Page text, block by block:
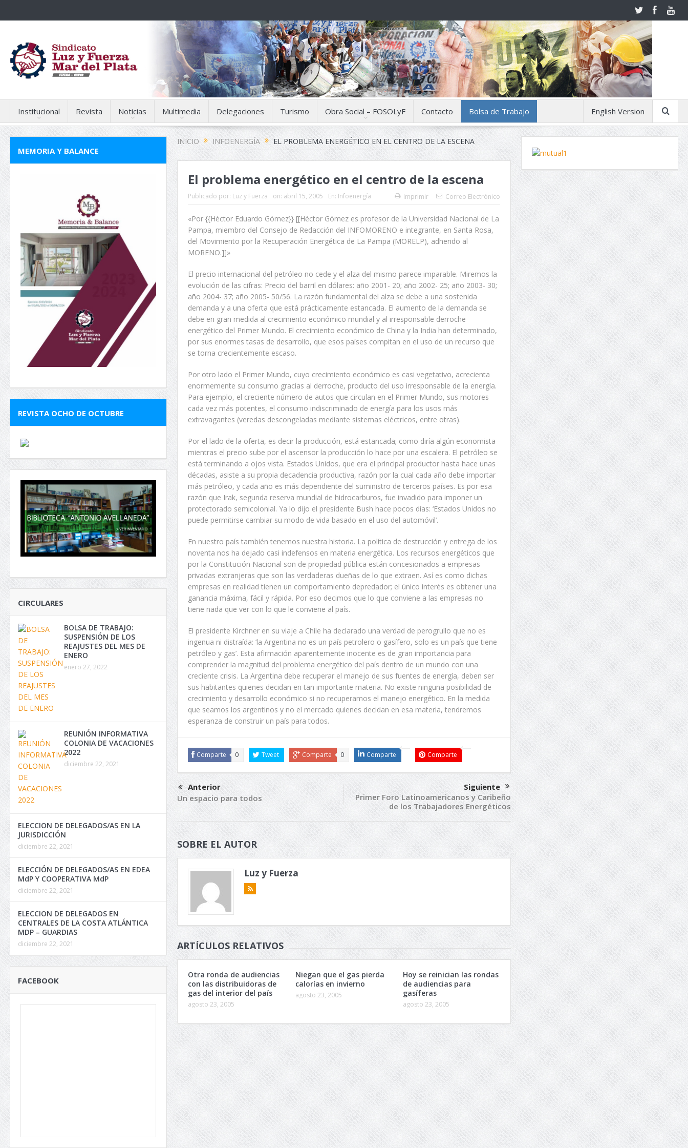
Institucional Revista Noticias Multimedia Delegaciones Turismo Obra Social – FOSOLyF Contacto Bolsa de Trabajo English Version
INICIO INFOENERGÍA EL PROBLEMA ENERGÉTICO EN EL CENTRO DE LA ESCENA
El problema energético en el centro de la escena
Publicado por: Luz y Fuerza on: abril 15, 2005 En: Infoenergía Imprimir Correo Electrónico
«Por {{Héctor Eduardo Gómez}} [[Héctor Gómez es profesor de la Universidad Nacional de La
Pampa, miembro del Consejo de Redacción del INFOMORENO e integrante, en Santa Rosa,
del Movimiento por la Recuperación Energética de La Pampa (MORELP), adherido al
MORENO.]]»
El precio internacional del petróleo no cede y el alza del mismo parece imparable. Miremos la
evolución de las cifras: Precio del barril en dólares: año 2001- 20; año 2002- 25; año 2003- 30;
año 2004- 37; año 2005- 50/56. La razón fundamental del alza se debe a una sostenida
demanda y a una oferta que está prácticamente estancada. El aumento de la demanda se
debe en gran medida al crecimiento económico mundial y al irresponsable derroche
energético del Primer Mundo. El crecimiento económico de China y la India han determinado,
por sus enormes tasas de desarrollo, que esos países compitan en el uso de un recurso que
se torna crecientemente escaso.
Por otro lado el Primer Mundo, cuyo crecimiento económico es casi vegetativo, acrecienta
enormemente su consumo gracias al derroche, producto del uso irresponsable de la energía.
Para ejemplo, el creciente número de autos que circulan en el Primer Mundo, sus motores
cada vez más potentes, el consumo indiscriminado de energía para los usos más
extravagantes (veredas descongeladas mediante sistemas eléctricos, entre otras).
Por el lado de la oferta, es decir la producción, está estancada; como diría algún economista
mientras el precio sube por el ascensor la producción lo hace por una escalera. El petróleo se
está terminando a ojos vista. Estados Unidos, que era el principal productor hasta hace unas
décadas, asiste a su propia decadencia productiva, razón por la cual cada año debe importar
más petróleo, y cada año es más dependiente del suministro de terceros países. Es por esa
razón que Irak, segunda reserva mundial de hidrocarburos, fue invadido para imponer un
protectorado semicolonial. Ya lo dijo el presidente Bush hace pocos días: ‘Estados Unidos no
puede permitirse cambiar su modo de vida basado en el uso del automóvil’.
En nuestro país también tenemos nuestra historia. La política de destrucción y entrega de los
noventa nos ha dejado casi indefensos en materia energética. Los recursos energéticos que
por la Constitución Nacional son de propiedad pública están concesionados a empresas
privadas extranjeras que son las verdaderas dueñas de lo que extraen. Así es como dichas
empresas en realidad tienen un comportamiento depredador; el único interés es obtener una
ganancia máxima, fácil y rápida. Por eso decimos que lo que conviene a las empresas no
tiene nada que ver con lo que le conviene al país.
El presidente Kirchner en su viaje a Chile ha declarado una verdad de perogrullo que no es
ingenua ni distraída: ‘la Argentina no es un país petrolero o gasífero, solo es un país que tiene
petróleo y gas’. Esta afirmación aparentemente inocente es de gran importancia para
comprender la magnitud del problema energético del país dentro de un mundo con una
creciente crisis. La Argentina debe recuperar el manejo de sus fuentes de energía, deben ser
sus habitantes quienes decidan en tan importante materia. No existe ninguna posibilidad de
crecimiento y desarrollo económico si no recuperamos el manejo energético. En la medida
que seamos los argentinos y no el mercado quienes decidan en esa materia, tendremos
esperanza de construir un país para todos.
Comparte 0 Tweet Comparte 0 Comparte Comparte
Anterior
Un espacio para todos
Siguiente
Primer Foro Latinoamericanos y Caribeño
de los Trabajadores Energéticos
SOBRE EL AUTOR
Luz y Fuerza
ARTÍCULOS RELATIVOS
Otra ronda de audiencias
con las distribuidoras de
gas del interior del país
agosto 23, 2005
Niegan que el gas pierda
calorías en invierno
agosto 23, 2005
Hoy se reinician las rondas
de audiencias para
gasíferas
agosto 23, 2005
MEMORIA Y BALANCE
REVISTA OCHO DE OCTUBRE
CIRCULARES
BOLSA DE TRABAJO:
SUSPENSIÓN DE LOS
REAJUSTES DEL MES DE
ENERO
enero 27, 2022
REUNIÓN INFORMATIVA
COLONIA DE VACACIONES
2022
diciembre 22, 2021
ELECCION DE DELEGADOS/AS EN LA
JURISDICCIÓN
diciembre 22, 2021
ELECCIÓN DE DELEGADOS/AS EN EDEA
MdP Y COOPERATIVA MdP
diciembre 22, 2021
ELECCION DE DELEGADOS EN
CENTRALES DE LA COSTA ATLÁNTICA
MDP – GUARDIAS
diciembre 22, 2021
FACEBOOK